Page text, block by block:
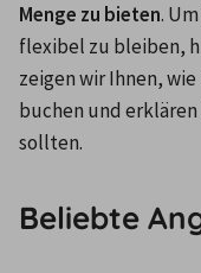
Menge zu bieten.
flexibel zu bleiben,
zeigen wir Ihnen,
buchen und erklären
sollten.
Beliebte